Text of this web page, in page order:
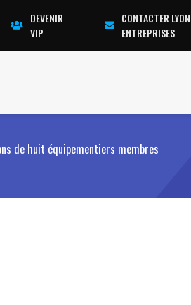
DEVENIR
VIP
CONTACTER LYON
ENTREPRISES
de huit équipementiers membres